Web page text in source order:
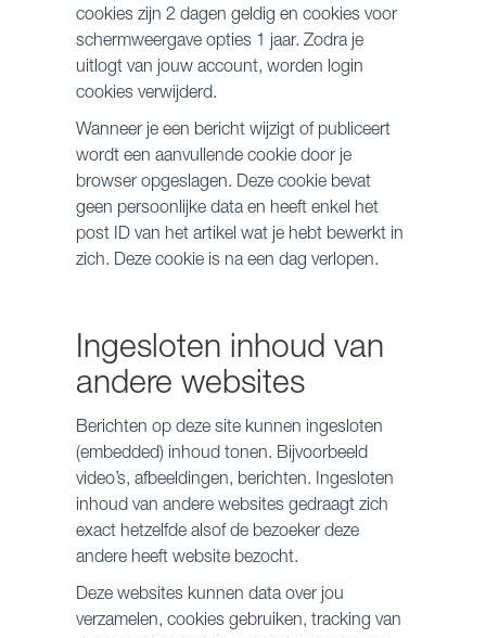
cookies zijn 2 dagen geldig en cookies voor
schermweergave opties 1 jaar. Zodra je
uitlogt van jouw account, worden login
cookies verwijderd.
Wanneer je een bericht wijzigt of publiceert
wordt een aanvullende cookie door je
browser opgeslagen. Deze cookie bevat
geen persoonlijke data en heeft enkel het
post ID van het artikel wat je hebt bewerkt in
zich. Deze cookie is na een dag verlopen.
Ingesloten inhoud van
andere websites
Berichten op deze site kunnen ingesloten
(embedded) inhoud tonen. Bijvoorbeeld
video’s, afbeeldingen, berichten. Ingesloten
inhoud van andere websites gedraagt zich
exact hetzelfde alsof de bezoeker deze
andere heeft website bezocht.
Deze websites kunnen data over jou
verzamelen, cookies gebruiken, tracking van